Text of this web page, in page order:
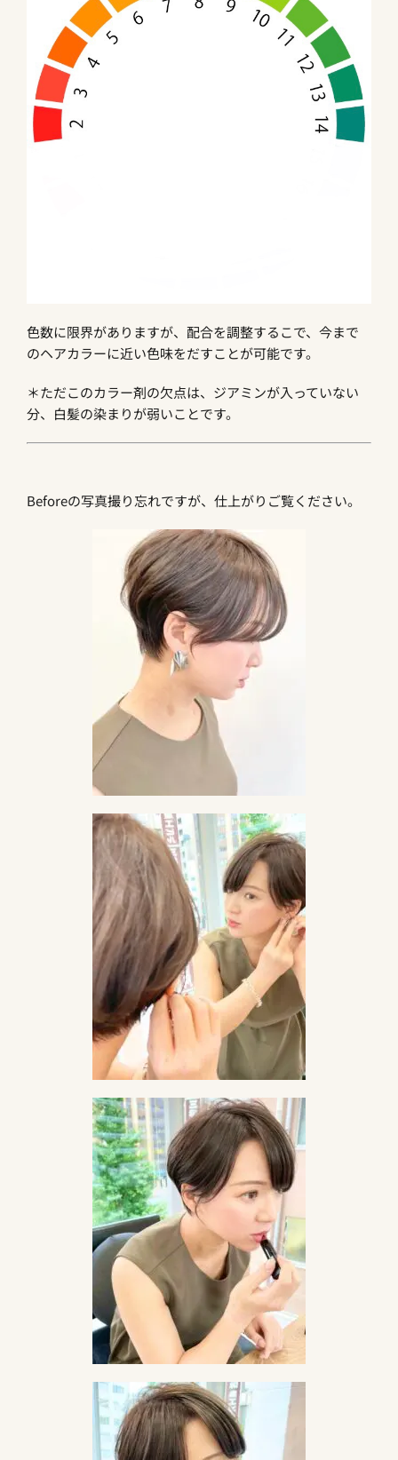
色数に限界がありますが、配合を調整するこで、今まで
のヘアカラーに近い色味をだすことが可能です。
＊ただこのカラー剤の欠点は、ジアミンが入っていない
分、白髪の染まりが弱いことです。
Beforeの写真撮り忘れですが、仕上がりご覧ください。